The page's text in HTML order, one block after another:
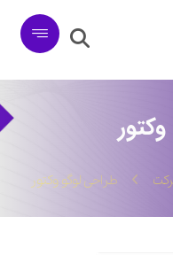
طراحی لوگو وکتور